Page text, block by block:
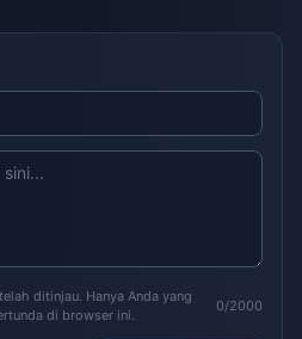
ditinjau. Hanya Anda yang
di browser ini.
0/2000